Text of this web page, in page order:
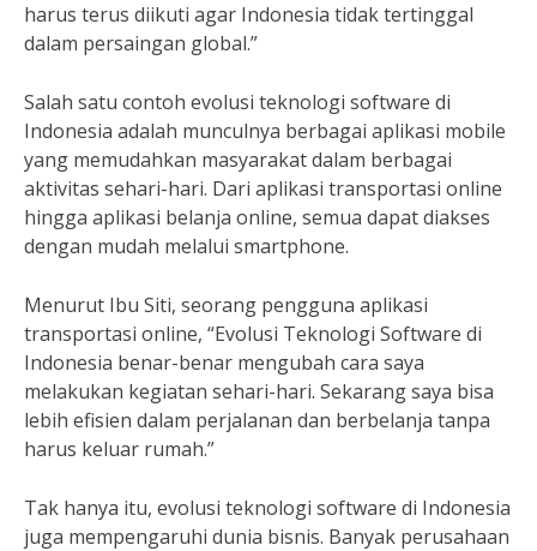
harus terus diikuti agar Indonesia tidak tertinggal
dalam persaingan global.”
Salah satu contoh evolusi teknologi software di
Indonesia adalah munculnya berbagai aplikasi mobile
yang memudahkan masyarakat dalam berbagai
aktivitas sehari-hari. Dari aplikasi transportasi online
hingga aplikasi belanja online, semua dapat diakses
dengan mudah melalui smartphone.
Menurut Ibu Siti, seorang pengguna aplikasi
transportasi online, “Evolusi Teknologi Software di
Indonesia benar-benar mengubah cara saya
melakukan kegiatan sehari-hari. Sekarang saya bisa
lebih efisien dalam perjalanan dan berbelanja tanpa
harus keluar rumah.”
Tak hanya itu, evolusi teknologi software di Indonesia
juga mempengaruhi dunia bisnis. Banyak perusahaan